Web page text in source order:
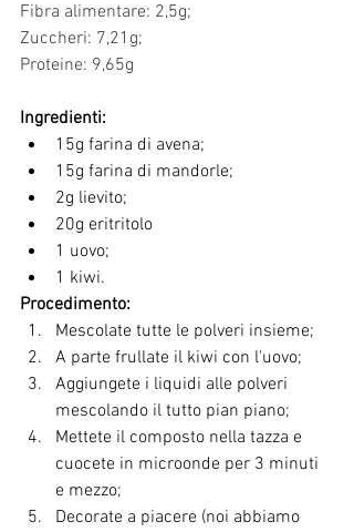
Fibra alimentare: 2,5g;
Zuccheri: 7,21g;
Proteine: 9,65g
Ingredienti:
15g farina di avena;
15g farina di mandorle;
2g lievito;
20g eritritolo
1 uovo;
1 kiwi.
Procedimento:
Mescolate tutte le polveri insieme;
A parte frullate il kiwi con l'uovo;
Aggiungete i liquidi alle polveri
mescolando il tutto pian piano;
Mettete il composto nella tazza e
cuocete in microonde per 3 minuti
e mezzo;
Decorate a piacere (noi abbiamo